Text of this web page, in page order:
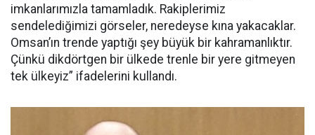
imkanlarımızla tamamladık. Rakiplerimiz
sendelediğimizi görseler, neredeyse kına yakacaklar.
Omsan’ın trende yaptığı şey büyük bir kahramanlıktır.
Çünkü dikdörtgen bir ülkede trenle bir yere gitmeyen
tek ülkeyiz” ifadelerini kullandı.